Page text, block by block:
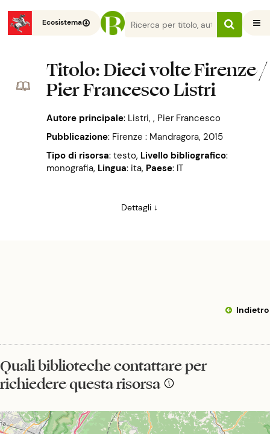
Ecosistema
Titolo: Dieci volte Firenze /
Pier Francesco Listri
Autore principale: Listri, , Pier Francesco
Pubblicazione: Firenze : Mandragora, 2015
Tipo di risorsa: testo, Livello bibliografico:
monografia, Lingua: ita, Paese: IT
Dettagli ↓
Indietro
Quali biblioteche contattare per
richiedere questa risorsa